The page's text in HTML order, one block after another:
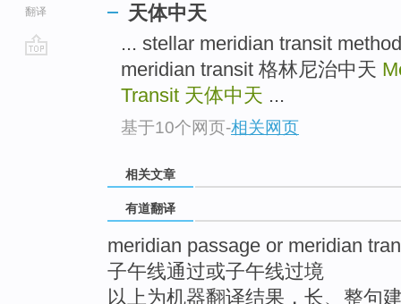
翻译
天体中天
... stellar meridian transit
meridian transit 格林尼治中天
Transit 天体中天 ...
基于10个网页-相关网页
相关文章
有道翻译
meridian passage or meridian
子午线通过或子午线过境
以上为机器翻译结果，长、整句